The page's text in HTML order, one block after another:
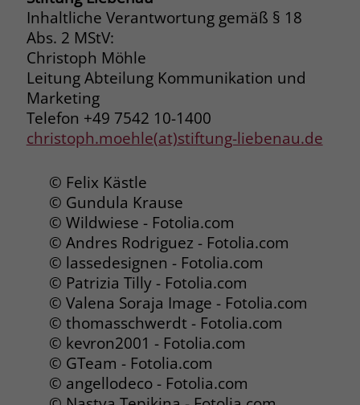
Inhaltliche Verantwortung gemäß § 18
Abs. 2 MStV:
Christoph Möhle
Leitung Abteilung Kommunikation und
Marketing
Telefon +49 7542 10-1400
christoph.moehle(at)stiftung-liebenau.de
© Felix Kästle
© Gundula Krause
© Wildwiese - Fotolia.com
© Andres Rodriguez - Fotolia.com
© lassedesignen - Fotolia.com
© Patrizia Tilly - Fotolia.com
© Valena Soraja Image - Fotolia.com
© thomasschwerdt - Fotolia.com
© kevron2001 - Fotolia.com
© GTeam - Fotolia.com
© angellodeco - Fotolia.com
Name __cf_bm
Anbieter .fonts.net
Laufzeit
Zweck
This cookie, set by Cloudflare, is used to
support Cloudflare Bot Management.
Name JSessionID
Anbieter jobs.stiftung-liebenau.de
Laufzeit Session
Zweck
Behält die Zustände des Benutzers bei
allen Seitenanfragen bei.
Name _gcl_au
Anbieter Google Ads
Laufzeit
Zweck Enthält eine zufallsgenerierte User-ID.
Name _gcl_aw
Anbieter Google Ads
Laufzeit 90 Tage
Zweck
Dieses Cookie wird gesetzt, wenn ein
User über einen Klick auf eine Google
Werbeanzeige auf die Website gelangt.
Es enthält Informationen darüber,
welche Werbeanzeige geklickt wurde,
sodass erzielte Erfolge wie z.B.